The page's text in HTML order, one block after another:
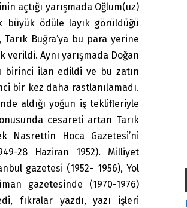
açtığı yarışmada Oğlum(uz)
büyük ödüle layık görüldüğü
Buğra’ya bu para yerine
Aynı yarışmada Doğan
birinci ilan edildi ve bu zatın
bir kez daha rastlanılamadı.
aldığı yoğun iş teklifleriyle
cesareti artan Tarık
Nasrettin Hoca Gazetesi’ni
28 Haziran 1952). Milliyet
gazetesi (1952- 1956), Yol
gazetesinde (1970-1976)
fıkralar yazdı, yazı işleri